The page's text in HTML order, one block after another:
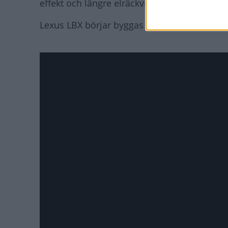
effekt och längre elräckvidd än i tidigare
Lexus LBX börjar byggas sent 2023 och